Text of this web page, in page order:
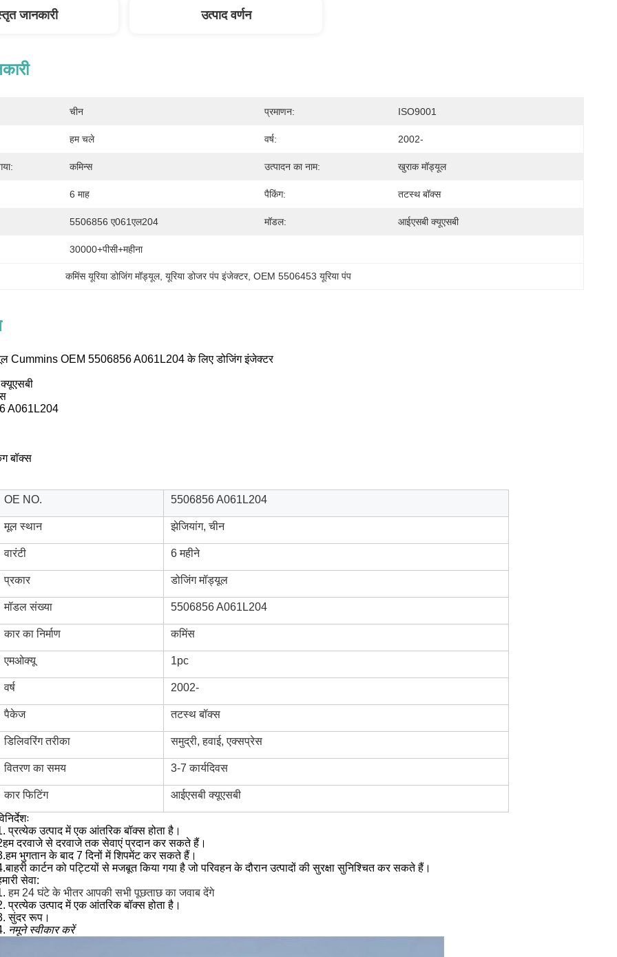
जानकारी उत्पाद वर्णन
चीन प्रमाणन: ISO9001
हम चले वर्ष: 2002-
कमिन्स उत्पादन का नाम: खुराक मॉड्यूल
6 माह पैकिंग: तटस्थ बॉक्स
5506856 ए061एल204 मॉडल: आईएसबी क्यूएसबी
30000+पीसी+महीना
कमिंस यूरिया डोजिंग मॉड्यूल, यूरिया डोजर पंप इंजेक्टर, OEM 5506453 यूरिया पंप
Cummins OEM 5506856 A061L204 के लिए डोजिंग इंजेक्टर
A061L204
बॉक्स
OE NO. 5506856 A061L204
मूल स्थान झेजियांग, चीन
वारंटी 6 महीने
प्रकार डोजिंग मॉड्यूल
मॉडल संख्या 5506856 A061L204
कार का निर्माण कमिंस
एमओक्यू 1pc
वर्ष 2002-
पैकेज तटस्थ बॉक्स
डिलिवरिंग तरीका समुद्री, हवाई, एक्सप्रेस
वितरण का समय 3-7 कार्यदिवस
कार फिटिंग
आईएसबी क्यूएसबी
प्रत्येक उत्पाद में एक आंतरिक बॉक्स होता है।
दरवाजे से दरवाजे तक सेवाएं प्रदान कर सकते हैं।
हम भुगतान के बाद 7 दिनों में शिपमेंट कर सकते हैं।
बाहरी कार्टन को पट्टियों से मजबूत किया गया है जो परिवहन के दौरान उत्पादों की सुरक्षा सुनिश्चित कर सकते हैं।
सेवा:
हम 24 घंटे के भीतर आपकी सभी पूछताछ का जवाब देंगे
प्रत्येक उत्पाद में एक आंतरिक बॉक्स होता है।
सुंदर रूप।
नमूने स्वीकार करें